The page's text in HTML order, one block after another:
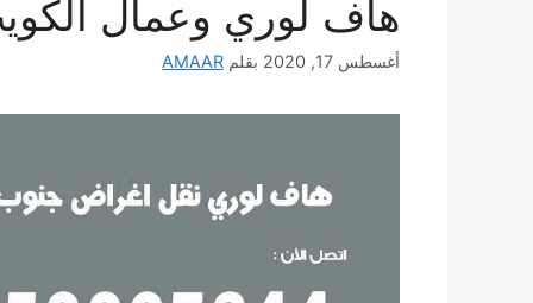
هاف لوري وعمال
أغسطس 17, 2020 بقلم AMAAR